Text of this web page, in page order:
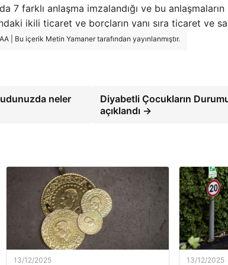
7 farklı anlaşma imzalandığı ve bu
ikili ticaret ve borçların yanı sıra ticaret ve
| Bu içerik Metin Yamaner tarafından yayınlanmıştır.
neler
Diyabetli Çocukların
açıklandı →
13/12/2025 13/12/2025